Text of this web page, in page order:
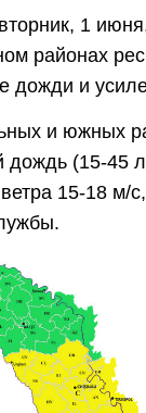
1
районах
дожди и
и южных
дождь (15-45
15-18 м/